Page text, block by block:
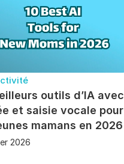
outils d’IA avec
et saisie vocale pour
mamans en 2026
2026